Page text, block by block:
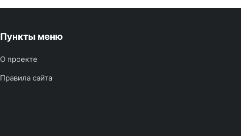
Пункты меню
О проекте
Правила сайта